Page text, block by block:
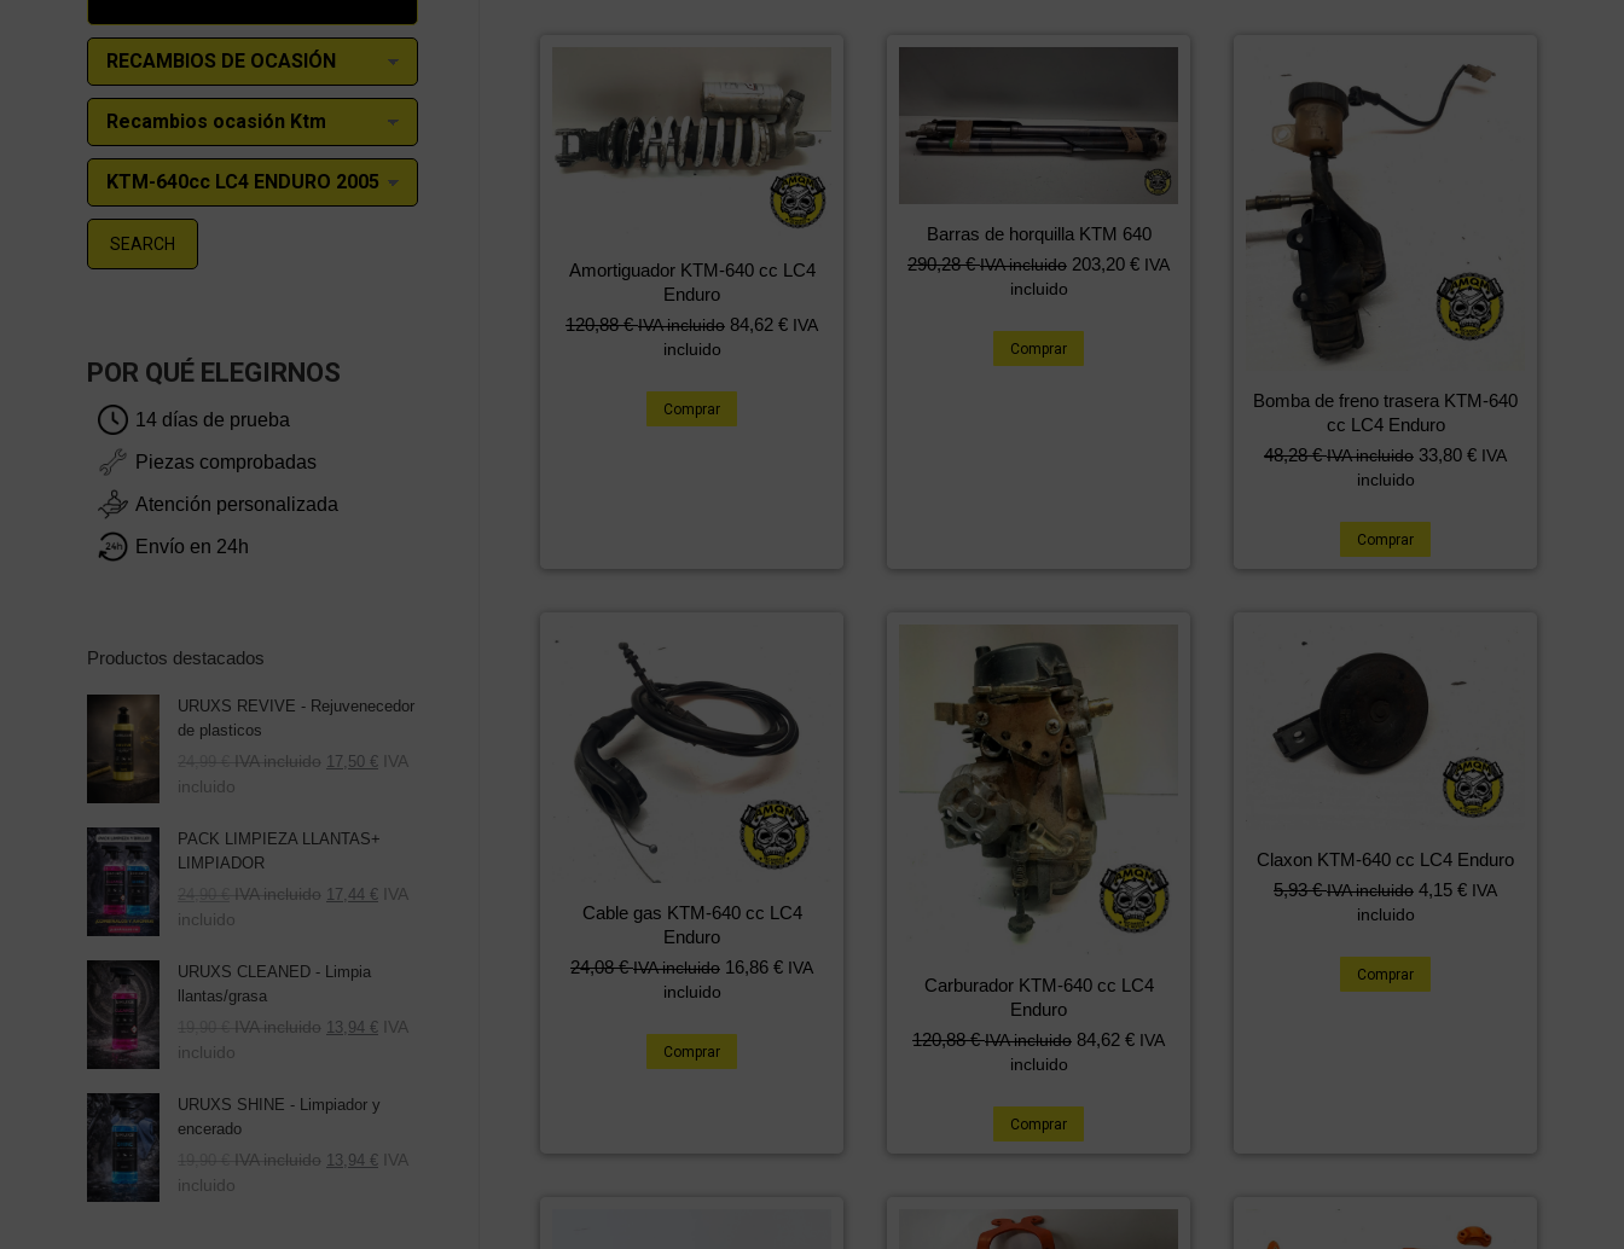
Amortiguador KTM-640 cc LC4
Enduro
120,88€ IVA incluido 84,62 € IVA
incluido
Comprar
Barras de horquilla KTM 640
290,28€ IVA incluido 203,20 € IVA
incluido
Comprar
Bomba de freno trasera KTM-640
cc LC4 Enduro
48,28€ IVA incluido 33,80 € IVA
incluido
Comprar
Cable gas KTM-640 cc LC4
Enduro
24,08€ IVA incluido 16,86 € IVA
incluido
Comprar
Carburador KTM-640 cc LC4
Enduro
120,88€ IVA incluido 84,62 € IVA
incluido
Comprar
Claxon KTM-640 cc LC4 Enduro
5,93€ IVA incluido 4,15 € IVA
incluido
Comprar
SEARCH
POR QUÉ ELEGIRNOS
14 días de prueba
Piezas comprobadas
Atención personalizada
Envío en 24h
Productos destacados
URUXS REVIVE - Rejuvenecedor
de plasticos
24,99 € IVA incluido 17,50 € IVA
incluido
PACK LIMPIEZA LLANTAS+
LIMPIADOR
El
precio
era:
39,80 €.
24,90 € El
precio
es:
24,90 €.
IVA incluido 17,44 € IVA
incluido
URUXS CLEANED - Limpia
llantas/grasa
19,90 € IVA incluido 13,94 € IVA
incluido
URUXS SHINE - Limpiador y
encerado
19,90 € IVA incluido 13,94 € IVA
incluido